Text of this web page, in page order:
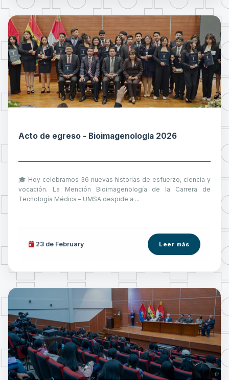
Acto de egreso - Bioimagenología 2026
🎓 Hoy celebramos 36 nuevas historias de esfuerzo, ciencia y
vocación. La Mención Bioimagenología de la Carrera de
Tecnología Médica – UMSA despide a ...
23 de February Leer más